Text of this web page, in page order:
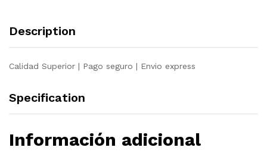
maciza
Description
Calidad Superior | Pago seguro | Envio express
Specification
Información adicional